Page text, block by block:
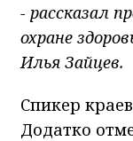
- рассказал
охране
Илья Зайцев.
Спикер
Додатко